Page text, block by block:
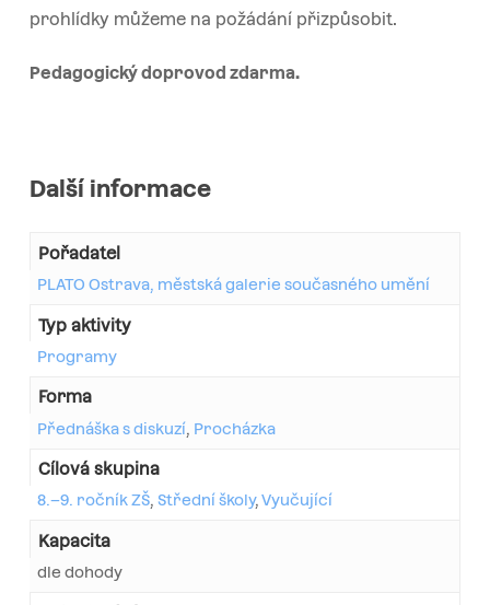
prohlídky můžeme na požádání přizpůsobit.
Pedagogický doprovod zdarma.
Další informace
Pořadatel
PLATO Ostrava, městská galerie současného umění
Typ aktivity
Programy
Forma
Přednáška s diskuzí, Procházka
Cílová skupina
8.–9. ročník ZŠ, Střední školy,Vyučující
Kapacita
dle dohody